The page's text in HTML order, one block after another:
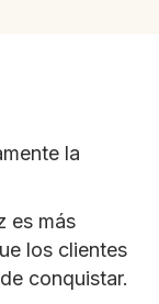
la
es más
los clientes
conquistar.